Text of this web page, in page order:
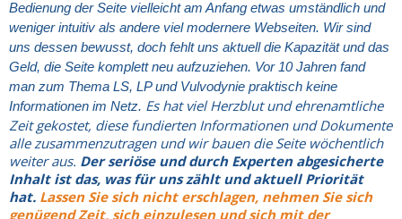
Bedienung der Seite vielleicht am Anfang etwas umständlich und
weniger intuitiv als andere viel modernere Webseiten. Wir sind
uns dessen bewusst, doch fehlt uns aktuell die Kapazität und das
Geld, die Seite komplett neu aufzuziehen. Vor 10 Jahren fand
man zum Thema LS, LP und Vulvodynie praktisch keine
Informationen im Netz. Es hat viel Herzblut und ehrenamtliche
Zeit gekostet, diese fundierten Informationen und Dokumente
alle zusammenzutragen und wir bauen die Seite wöchentlich
weiter aus. Der seriöse und durch Experten abgesicherte
Inhalt ist das, was für uns zählt und aktuell Priorität
hat. Lassen Sie sich nicht erschlagen, nehmen Sie sich
genügend Zeit, sich einzulesen und sich mit der